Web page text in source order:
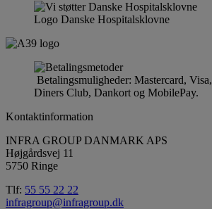
Logo Danske Hospitalsklovne
Betalingsmuligheder: Mastercard, Visa,
Diners Club, Dankort og MobilePay.
Kontaktinformation
INFRA GROUP DANMARK APS
Højgårdsvej 11
5750 Ringe
Tlf: 55 55 22 22
infragroup@infragroup.dk